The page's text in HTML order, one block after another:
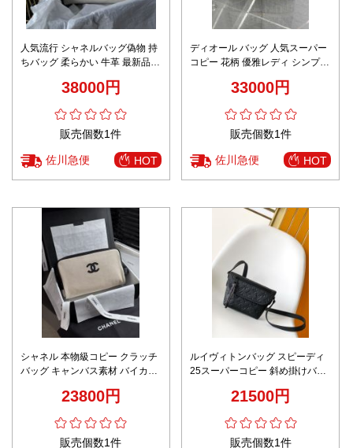
人気流行 シャネルバッグ偽物 持
ちバッグ 柔らかい 牛革 最新品
38000円
販売個数1件
佐川急便 HOT
ディオール バッグ 人気スーパー
コピー 花柄 優雅レディ シンプル
33000円
販売個数1件
佐川急便 HOT
シャネル 本物級コピー クラッチ
バッグ キャンバス素材 バイカラ
23800円
販売個数1件
ルイヴィトンバッグ スピーディ
25スーパーコピー 斜め掛けバッ
21500円
販売個数1件